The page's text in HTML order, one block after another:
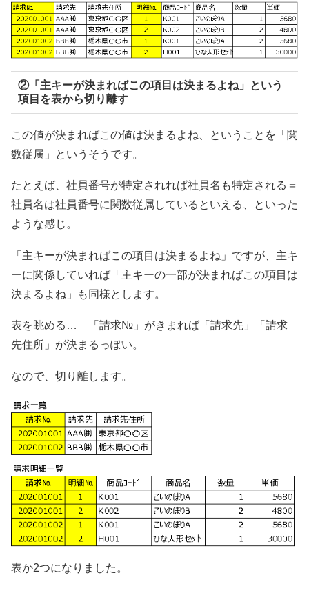
②「主キーが決まればこの項目は決まるよね」という
項目を表から切り離す
この値が決まればこの値は決まるよね、ということを「関
数従属」というそうです。
たとえば、社員番号が特定されれば社員名も特定される＝
社員名は社員番号に関数従属しているといえる、といった
ような感じ。
「主キーが決まればこの項目は決まるよね」ですが、主キ
ーに関係していれば「主キーの一部が決まればこの項目は
決まるよね」も同様とします。
表を眺める… 「請求№」がきまれば「請求先」「請求
先住所」が決まるっぽい。
なので、切り離します。
表か2つになりました。